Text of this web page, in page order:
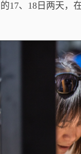
17、18日两天，